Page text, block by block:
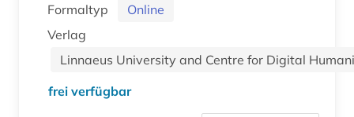
Formaltyp
Online
Verlag
Linnaeus University and Centre for Digital
frei verfügbar